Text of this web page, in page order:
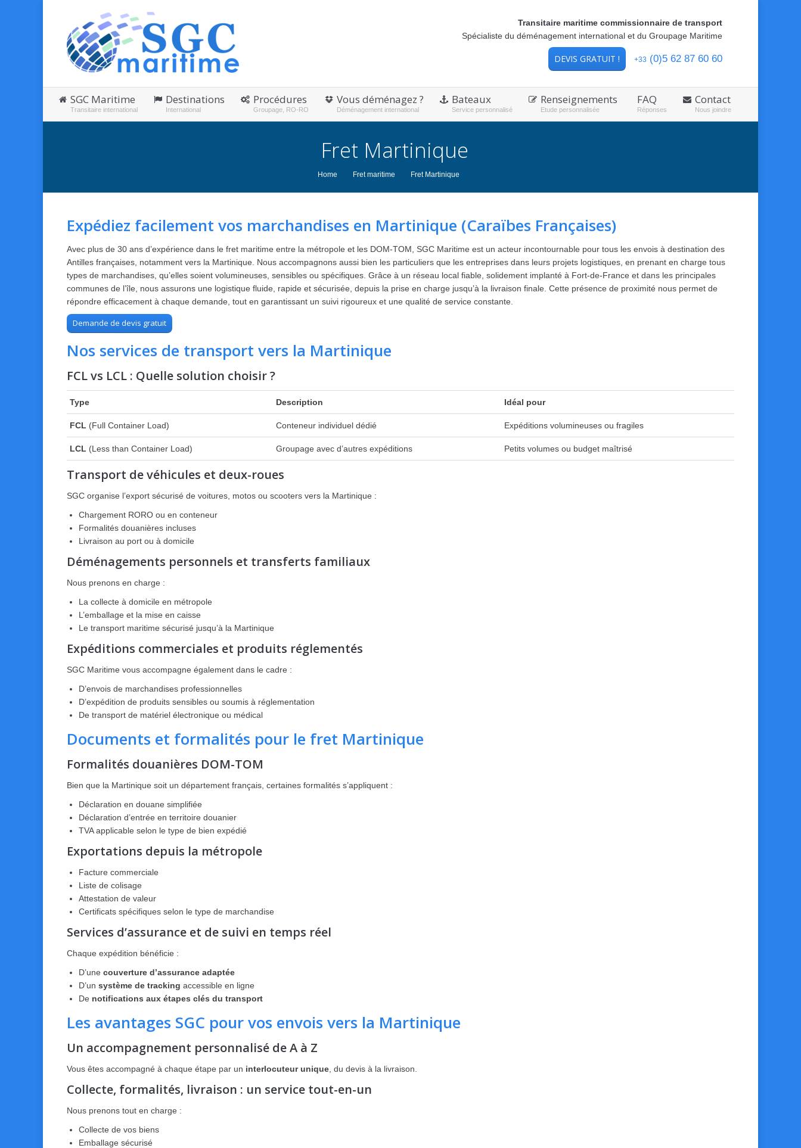
Transitaire maritime commissionnaire de transport
Spécialiste du déménagement international et du Groupage Maritime
DEVIS GRATUIT ! +33 (0)5 62 87 60 60
SGC Maritime
Transitaire international
Destinations
International
Procédures
Groupage, RO-RO
Vous déménagez ?
Déménagement international
Bateaux
Service personnalisé
Renseignements
Etude personnalisée
FAQ
Réponses
Contact
Nous joindre
Fret Martinique
Home Fret maritime Fret Martinique
Expédiez facilement vos marchandises en Martinique (Caraïbes Françaises)
Avec plus de 30 ans d’expérience dans le fret maritime entre la métropole et les DOM-TOM, SGC Maritime est un acteur incontournable pour tous les envois à destination des
Antilles françaises, notamment vers la Martinique. Nous accompagnons aussi bien les particuliers que les entreprises dans leurs projets logistiques, en prenant en charge tous
types de marchandises, qu’elles soient volumineuses, sensibles ou spécifiques. Grâce à un réseau local fiable, solidement implanté à Fort-de-France et dans les principales
communes de l’île, nous assurons une logistique fluide, rapide et sécurisée, depuis la prise en charge jusqu’à la livraison finale. Cette présence de proximité nous permet de
répondre efficacement à chaque demande, tout en garantissant un suivi rigoureux et une qualité de service constante.
Demande de devis gratuit
Nos services de transport vers la Martinique
FCL vs LCL : Quelle solution choisir ?
Type Description Idéal pour
FCL (Full Container Load) Conteneur individuel dédié Expéditions volumineuses ou fragiles
LCL (Less than Container Load) Groupage avec d’autres expéditions Petits volumes ou budget maîtrisé
Transport de véhicules et deux-roues
SGC organise l’export sécurisé de voitures, motos ou scooters vers la Martinique :
Chargement RORO ou en conteneur
Formalités douanières incluses
Livraison au port ou à domicile
Déménagements personnels et transferts familiaux
Nous prenons en charge :
La collecte à domicile en métropole
L’emballage et la mise en caisse
Le transport maritime sécurisé jusqu’à la Martinique
Expéditions commerciales et produits réglementés
SGC Maritime vous accompagne également dans le cadre :
D’envois de marchandises professionnelles
D’expédition de produits sensibles ou soumis à réglementation
De transport de matériel électronique ou médical
Documents et formalités pour le fret Martinique
Formalités douanières DOM-TOM
Bien que la Martinique soit un département français, certaines formalités s’appliquent :
Déclaration en douane simplifiée
Déclaration d’entrée en territoire douanier
TVA applicable selon le type de bien expédié
Exportations depuis la métropole
Facture commerciale
Liste de colisage
Attestation de valeur
Certificats spécifiques selon le type de marchandise
Services d’assurance et de suivi en temps réel
Chaque expédition bénéficie :
D’une couverture d’assurance adaptée
D’un système de tracking accessible en ligne
De notifications aux étapes clés du transport
Les avantages SGC pour vos envois vers la Martinique
Un accompagnement personnalisé de A à Z
Vous êtes accompagné à chaque étape par un interlocuteur unique , du devis à la livraison.
Collecte, formalités, livraison : un service tout-en-un
Nous prenons tout en charge :
Collecte de vos biens
Emballage sécurisé